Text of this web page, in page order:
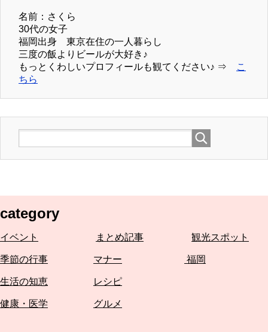
名前：さくら
30代の女子
福岡出身 東京在住の一人暮らし
三度の飯よりビールが大好き♪
もっとくわしいプロフィールも観てください♪ ⇒
こ
ちら
category
イベント まとめ記事 観光スポット
季節の行事 マナー 福岡
生活の知恵 レシピ
健康・医学 グルメ